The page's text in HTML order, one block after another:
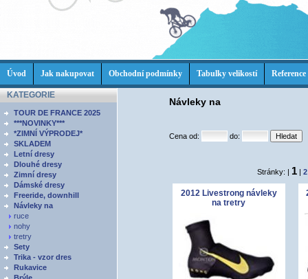
Úvod Jak nakupovat Obchodní podmínky Tabulky velikostí Reference
KATEGORIE
TOUR DE FRANCE 2025
***NOVINKY***
*ZIMNÍ VÝPRODEJ*
SKLADEM
Letní dresy
Dlouhé dresy
Zimní dresy
Dámské dresy
Freeride, downhill
Návleky na
ruce
nohy
tretry
Sety
Trika - vzor dres
Rukavice
Návleky na
Cena od: do:
Stránky: | 1| 2
2012 Livestrong návleky
na tretry